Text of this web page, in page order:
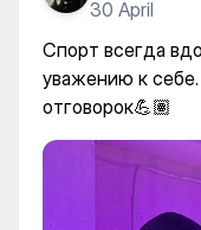
30 April
Спорт всегда
уважению к
отговорок💪🏽